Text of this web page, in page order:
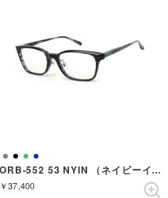
ORB-552 53 NYIN （ネイビーインク）
￥37,400